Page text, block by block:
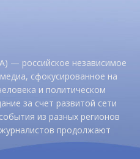
— российское независимое
сфокусированное на
и политическом
за счет развитой сети
из разных регионов
продолжают